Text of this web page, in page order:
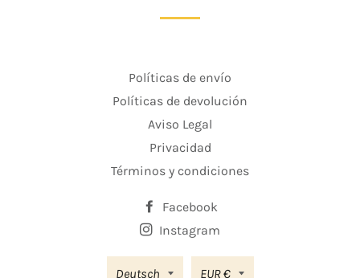
Políticas de envío
Políticas de devolución
Aviso Legal
Privacidad
Términos y condiciones
Facebook
Instagram
Sprache
Deutsch Währung
EUR €